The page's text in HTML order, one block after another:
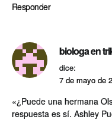
Responder
biologa en
dice:
7 de mayo de
«¿Puede una hermana
respuesta es sí­. Ashley